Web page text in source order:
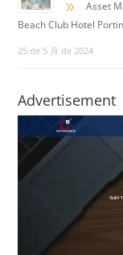
9
Asset
Beach Club Hotel
25 de 5 月 de 2024
Advertisement